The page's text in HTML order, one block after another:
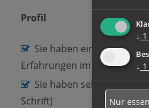
Profil
Sie haben eine
Erfahrungen im
Sie haben sehr gute
Schrift)
↓ 1
↓ 1
Nur